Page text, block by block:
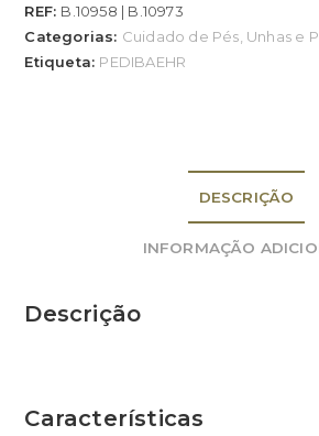
REF: B.10958 | B.10973
Categorias: Cuidado de Pés, Unhas e
Etiqueta: PEDIBAEHR
DESCRIÇÃO
INFORMAÇÃO
Descrição
Características